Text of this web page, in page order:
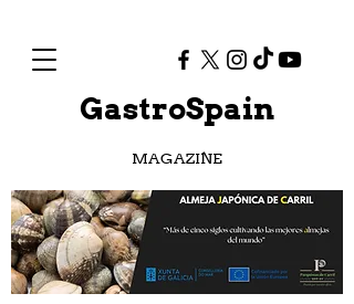
GastroSpain
MAGAZINE